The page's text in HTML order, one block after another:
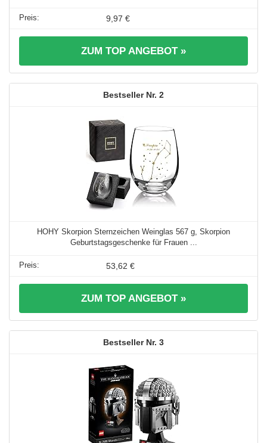
9,97 €
ZUM TOP ANGEBOT »
2
HOHY Skorpion Sternzeichen Weinglas 567 g, Skorpion
Geburtstagsgeschenke für Frauen ...
53,62 €
ZUM TOP ANGEBOT »
3